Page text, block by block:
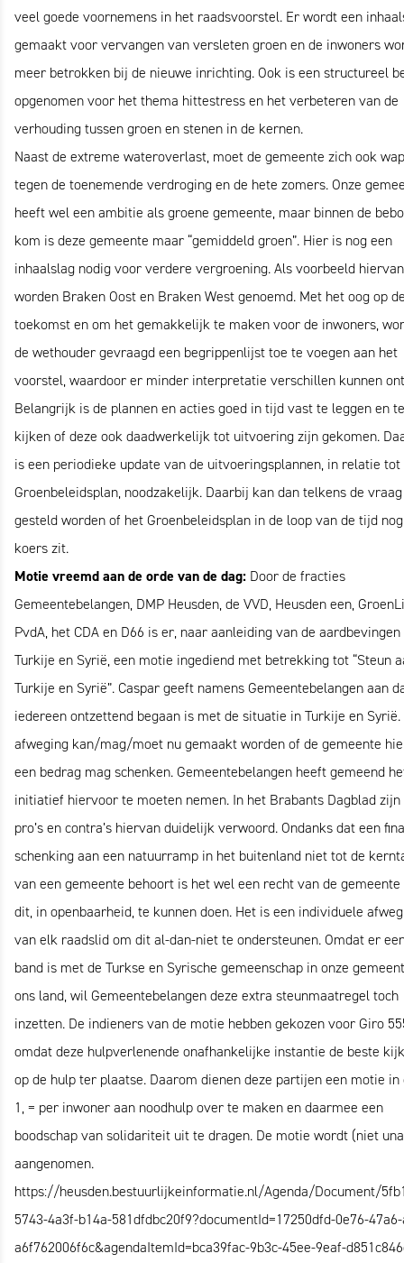
veel goede voornemens in het raadsvoorstel. Er wordt een
gemaakt voor vervangen van versleten groen en de inwoners
meer betrokken bij de nieuwe inrichting. Ook is een structureel
opgenomen voor het thema hittestress en het verbeteren van de
verhouding tussen groen en stenen in de kernen.
Naast de extreme wateroverlast, moet de gemeente zich ook
tegen de toenemende verdroging en de hete zomers. Onze
heeft wel een ambitie als groene gemeente, maar binnen de
kom is deze gemeente maar “gemiddeld groen”. Hier is nog een
inhaalslag nodig voor verdere vergroening. Als voorbeeld hiervan
worden Braken Oost en Braken West genoemd. Met het oog op
toekomst en om het gemakkelijk te maken voor de inwoners,
de wethouder gevraagd een begrippenlijst toe te voegen aan het
voorstel, waardoor er minder interpretatie verschillen kunnen
Belangrijk is de plannen en acties goed in tijd vast te leggen en te
kijken of deze ook daadwerkelijk tot uitvoering zijn gekomen.
is een periodieke update van de uitvoeringsplannen, in relatie tot
Groenbeleidsplan, noodzakelijk. Daarbij kan dan telkens de vraag
gesteld worden of het Groenbeleidsplan in de loop van de tijd
koers zit.
Motie vreemd aan de orde van de dag: Door de fracties
Gemeentebelangen, DMP Heusden, de VVD, Heusden een,
PvdA, het CDA en D66 is er, naar aanleiding van de aardbevingen
Turkije en Syrië, een motie ingediend met betrekking tot “Steun
Turkije en Syrië”. Caspar geeft namens Gemeentebelangen aan
iedereen ontzettend begaan is met de situatie in Turkije en Syrië.
afweging kan/mag/moet nu gemaakt worden of de gemeente
een bedrag mag schenken. Gemeentebelangen heeft gemeend
initiatief hiervoor te moeten nemen. In het Brabants Dagblad zijn
pro’s en contra’s hiervan duidelijk verwoord. Ondanks dat een
schenking aan een natuurramp in het buitenland niet tot de
van een gemeente behoort is het wel een recht van de gemeente
dit, in openbaarheid, te kunnen doen. Het is een individuele
van elk raadslid om dit al-dan-niet te ondersteunen. Omdat er
band is met de Turkse en Syrische gemeenschap in onze
ons land, wil Gemeentebelangen deze extra steunmaatregel toch
inzetten. De indieners van de motie hebben gekozen voor Giro
omdat deze hulpverlenende onafhankelijke instantie de beste
op de hulp ter plaatse. Daarom dienen deze partijen een motie in
1, = per inwoner aan noodhulp over te maken en daarmee een
boodschap van solidariteit uit te dragen. De motie wordt (niet
aangenomen.
https://heusden.bestuurlijkeinformatie.nl/Agenda/Document/
5743-4a3f-b14a-581dfdbc20f9?documentId=17250dfd-0e76-
a6f762006f6c&agendaItemId=bca39fac-9b3c-45ee-9eaf-